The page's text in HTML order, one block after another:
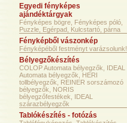
Egyedi fényképes
ajándéktárgyak
Fényképes bögre, Fényképes póló,
Puzzle, Egérpad, Kulcstartó, párna
Fényképből vászonkép
Fényképéből festményt varázsolunk!
Bélyegzőkészítés
COLOP Automata bélyegzők, IDEAL
Automata bélyegzők, HERI
tollbélyegzők, REINER sorszámozó
bélyegzők, NORIS
bélyegzőfestékek, IDEAL
szárazbélyegzők
Tablókészítés - fotózás